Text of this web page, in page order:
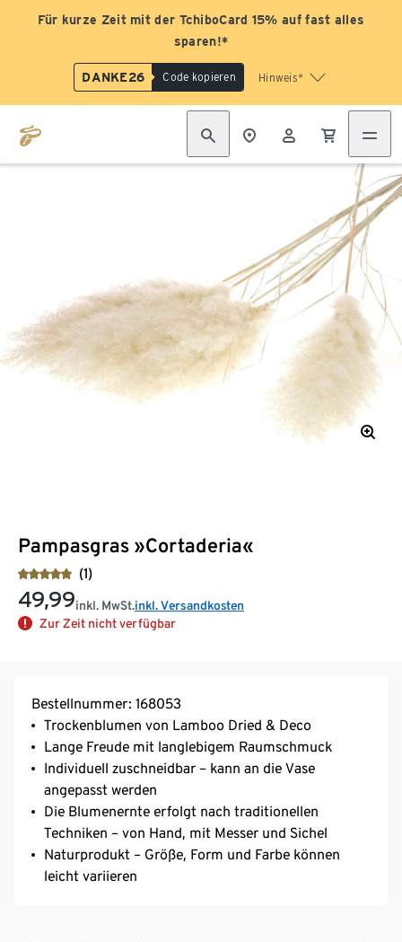
Für kurze Zeit mit der TchiboCard 15% auf fast alles
sparen!*
DANKE26 Code kopieren Hinweis*
Pampasgras »Cortaderia«
(1)
49,99inkl. MwSt.inkl. Versandkosten
Zur Zeit nicht verfügbar
Bestellnummer: 168053
Trockenblumen von Lamboo Dried & Deco
Lange Freude mit langlebigem Raumschmuck
Individuell zuschneidbar – kann an die Vase
angepasst werden
Die Blumenernte erfolgt nach traditionellen
Techniken – von Hand, mit Messer und Sichel
Naturprodukt – Größe, Form und Farbe können
leicht variieren